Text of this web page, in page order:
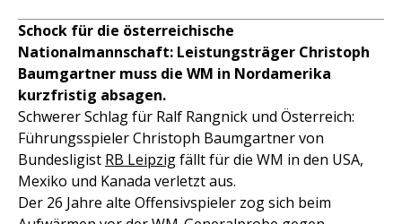
Schock für die österreichische
Nationalmannschaft: Leistungsträger Christoph
Baumgartner muss die WM in Nordamerika
kurzfristig absagen.
Schwerer Schlag für Ralf Rangnick und Österreich:
Führungsspieler Christoph Baumgartner von
Bundesligist RB Leipzigfällt für die WM in den USA,
Mexiko und Kanada verletzt aus.
Der 26 Jahre alte Offensivspieler zog sich beim